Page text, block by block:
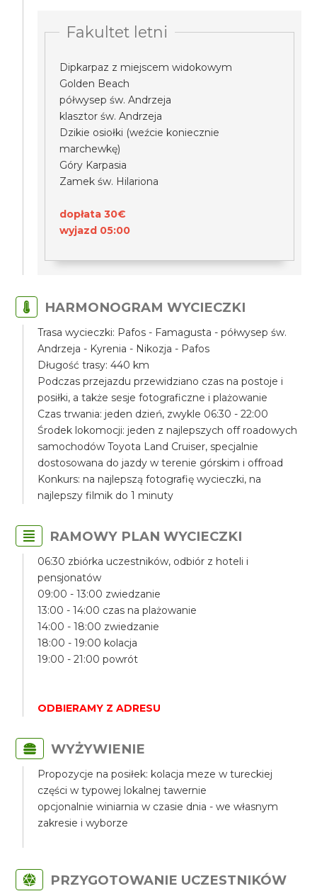
Fakultet letni
Dipkarpaz z miejscem widokowym
Golden Beach
półwysep św. Andrzeja
klasztor św. Andrzeja
Dzikie osiołki (weźcie koniecznie
marchewkę)
Góry Karpasia
Zamek św. Hilariona
dopłata 30€
wyjazd 05:00
HARMONOGRAM WYCIECZKI
Trasa wycieczki: Pafos - Famagusta - półwysep św.
Andrzeja - Kyrenia - Nikozja - Pafos
Długość trasy: 440 km
Podczas przejazdu przewidziano czas na postoje i
posiłki, a także sesje fotograficzne i plażowanie
Czas trwania: jeden dzień, zwykle 06:30 - 22:00
Środek lokomocji: jeden z najlepszych off roadowych
samochodów Toyota Land Cruiser, specjalnie
dostosowana do jazdy w terenie górskim i offroad
Konkurs: na najlepszą fotografię wycieczki, na
najlepszy filmik do 1 minuty
RAMOWY PLAN WYCIECZKI
06:30 zbiórka uczestników, odbiór z hoteli i
pensjonatów
09:00 - 13:00 zwiedzanie
13:00 - 14:00 czas na plażowanie
14:00 - 18:00 zwiedzanie
18:00 - 19:00 kolacja
19:00 - 21:00 powrót
ODBIERAMY Z ADRESU
WYŻYWIENIE
Propozycje na posiłek: kolacja meze w tureckiej
części w typowej lokalnej tawernie
opcjonalnie winiarnia w czasie dnia - we własnym
zakresie i wyborze
PRZYGOTOWANIE UCZESTNIKÓW